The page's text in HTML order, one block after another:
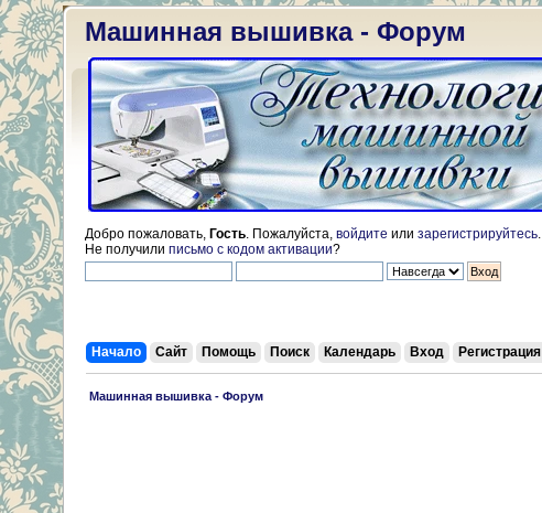
Машинная вышивка - Форум
Добро пожаловать, Гость . Пожалуйста, войдите или зарегистрируйтесь
Не получили письмо с кодом активации?
Начало Сайт Помощь Поиск Календарь Вход Регистрация
Машинная вышивка - Форум